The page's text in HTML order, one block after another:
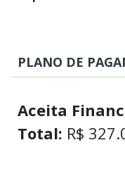
PLANO DE
Aceita
Total: R$